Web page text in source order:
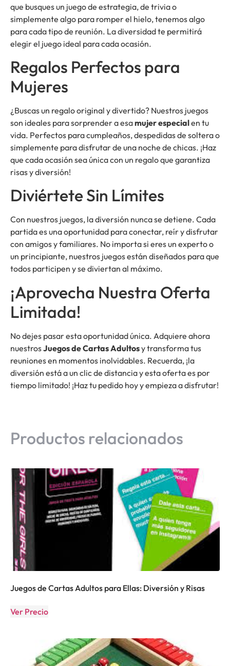
que busques un juego de estrategia, de trivia o
simplemente algo para romper el hielo, tenemos algo
para cada tipo de reunión. La diversidad te permitirá
elegir el juego ideal para cada ocasión.
Regalos Perfectos para
Mujeres
¿Buscas un regalo original y divertido? Nuestros juegos
son ideales para sorprender a esamujer especialen tu
vida. Perfectos para cumpleaños, despedidas de soltera o
simplemente para disfrutar de una noche de chicas. ¡Haz
que cada ocasión sea única con un regalo que garantiza
risas y diversión!
Diviértete Sin Límites
Con nuestros juegos, la diversión nunca se detiene. Cada
partida es una oportunidad para conectar, reír y disfrutar
con amigos y familiares. No importa si eres un experto o
un principiante, nuestros juegos están diseñados para que
todos participen y se diviertan al máximo.
¡Aprovecha Nuestra Oferta
Limitada!
No dejes pasar esta oportunidad única. Adquiere ahora
nuestrosJuegos de Cartas Adultosy transforma tus
reuniones en momentos inolvidables. Recuerda, ¡la
diversión está a un clic de distancia y esta oferta es por
tiempo limitado! ¡Haz tu pedido hoy y empieza a disfrutar!
Productos relacionados
Juegos de Cartas Adultos para Ellas: Diversión y Risas
Ver Precio